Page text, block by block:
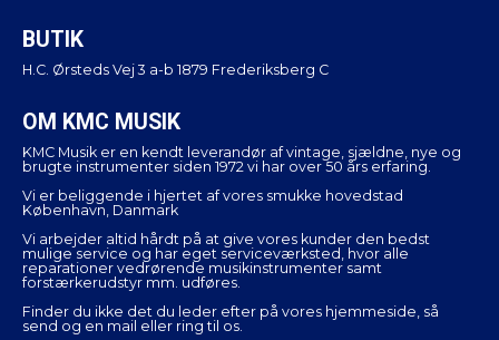
BUTIK
H.C. Ørsteds Vej 3 a-b 1879 Frederiksberg C
OM KMC MUSIK
KMC Musik er en kendt leverandør af vintage, sjældne, nye og
brugte instrumenter siden 1972 vi har over 50 års erfaring.
Vi er beliggende i hjertet af vores smukke hovedstad
København, Danmark
Vi arbejder altid hårdt på at give vores kunder den bedst
mulige service og har eget serviceværksted, hvor alle
reparationer vedrørende musikinstrumenter samt
forstærkerudstyr mm. udføres.
Finder du ikke det du leder efter på vores hjemmeside, så
send og en mail eller ring til os.